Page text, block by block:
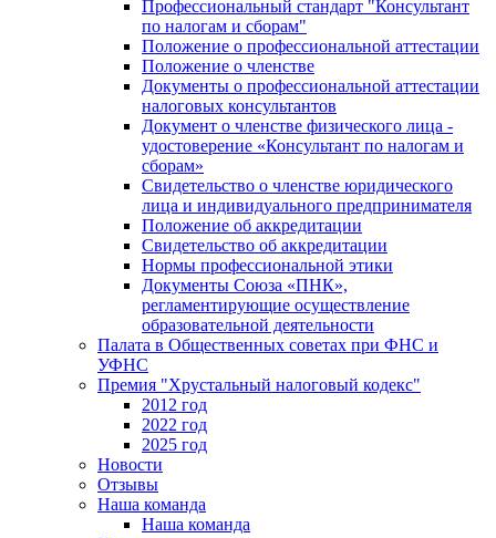
Профессиональный стандарт "Консультант
по налогам и сборам"
Положение о профессиональной аттестации
Положение о членстве
Документы о профессиональной аттестации
налоговых консультантов
Документ о членстве физического лица -
удостоверение «Консультант по налогам и
сборам»
Свидетельство о членстве юридического
лица и индивидуального предпринимателя
Положение об аккредитации
Свидетельство об аккредитации
Нормы профессиональной этики
Документы Союза «ПНК»,
регламентирующие осуществление
образовательной деятельности
Палата в Общественных советах при ФНС и
УФНС
Премия "Хрустальный налоговый кодекс"
2012 год
2022 год
2025 год
Новости
Отзывы
Наша команда
Наша команда